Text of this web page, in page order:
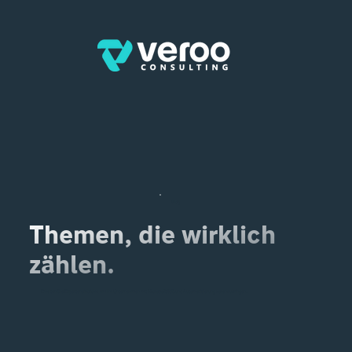
Themen, die wirklich
zählen.